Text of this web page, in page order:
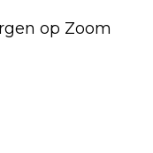
op Zoom